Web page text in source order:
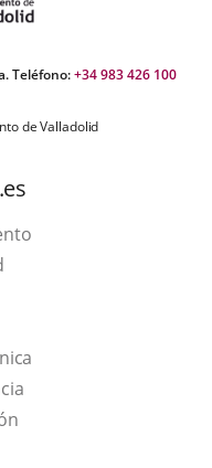
Teléfono:+34 983 426 100
de Valladolid